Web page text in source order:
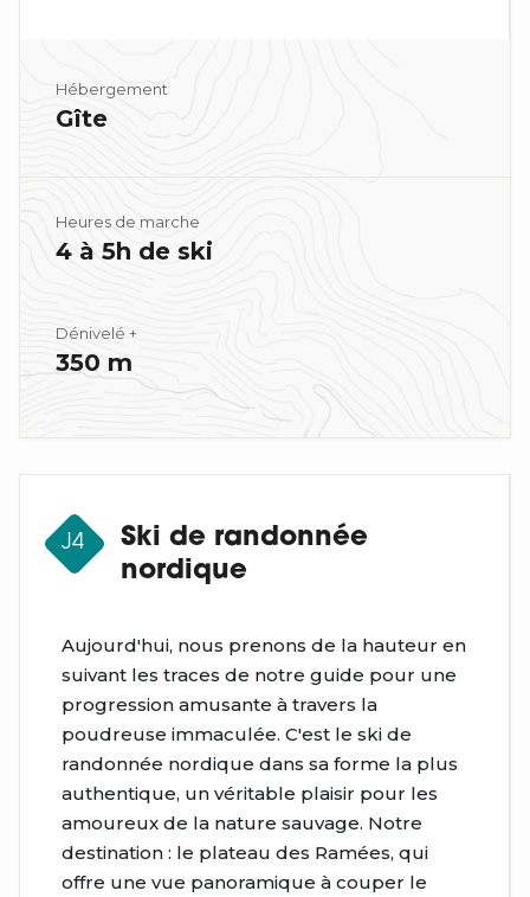
Hébergement
Gîte
Heures de marche
4 à 5h de ski
Dénivelé +
350 m
J4
Ski de randonnée
nordique
Aujourd'hui, nous prenons de la hauteur en
suivant les traces de notre guide pour une
progression amusante à travers la
poudreuse immaculée. C'est le ski de
randonnée nordique dans sa forme la plus
authentique, un véritable plaisir pour les
amoureux de la nature sauvage. Notre
destination : le plateau des Ramées, qui
offre une vue panoramique à couper le